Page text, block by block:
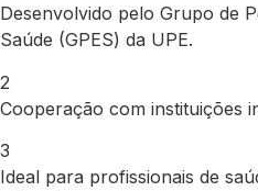
Desenvolvido pelo Grupo de
Saúde (GPES) da UPE.
2
Cooperação com instituições
3
Ideal para profissionais de